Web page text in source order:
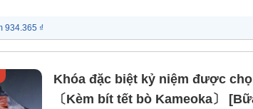
934.365 ₫
Khóa đặc biệt kỷ niệm được
〔Kèm bít tết bò Kameoka〕